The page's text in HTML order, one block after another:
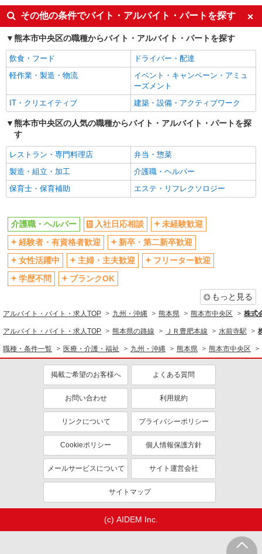
未経験歓迎
ミドル（40代～）活躍中
ボーナス・賞与あり
車通勤OK
交通費支給
社会保険あり
産休・育休取得実績あり
その他の条件でバイト・アルバイト・パートを探す
熊本市中央区の職種からバイト・アルバイト・パートを探す
飲食・フード
ドライバー・配達
軽作業・製造・物流
イベント・キャンペーン・アミュ
ーズメント
IT・クリエイティブ
建築・設備・アクティブワーク
熊本市中央区の人気の職種からバイト・アルバイト・パートを探
す
レストラン・専門料理店
弁当・惣菜
製造・組立・加工
介護職・ヘルパー
保育士・保育補助
エステ・リフレクソロジー
介護職・ヘルパー 入社日応相談
未経験歓迎
経験者・有資格者歓迎
新卒・第二新卒歓迎
女性活躍中
主婦・主夫歓迎
フリーター歓迎
学歴不問
ブランクOK
もっと見る
アルバイト・バイト・求人TOP 九州・沖縄 熊本県 熊本市中央区 株式
アルバイト・バイト・求人TOP 熊本県の路線 ＪＲ豊肥本線 水前寺駅
職種・条件一覧 医療・介護・福祉 九州・沖縄 熊本県 熊本市中央区
掲載ご希望のお客様へ よくある質問
お問い合わせ 利用規約
リンクについて プライバシーポリシー
Cookieポリシー 個人情報保護方針
メールサービスについて サイト運営会社
サイトマップ
(c) AIDEM Inc.